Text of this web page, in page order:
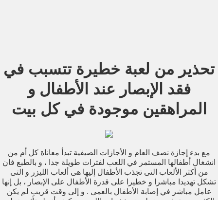
تحذير من لعبة خطيرة تتسبب في
فقد الإبصار عند الأطفال و
المراهقين موجودة في كل بيت
مع بدء إجازة نصف العام و الأجازات الصيفية تبدأ معاناة كل أم من
انشغال أطفالها المستمر في اللعب لفترات طويلة جدا ، و بالطبع فان
من أكثر الألعاب التى تجذب الأطفال إليها هى ألعاب الليزر و التى
تشكل تهديدا مباشرا و خطيرا على قدرة الأطفال على الإبصار ، بل إنها
عامل مباشر في إصابة الأطفال بالعمى . و إلى وقت قريب لم يكن